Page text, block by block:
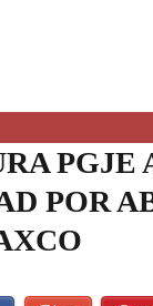
PGJE
POR